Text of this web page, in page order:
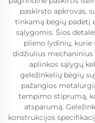
paskirsto apkrovas,
tinkamą bėgių padėtį
sąlygomis. Šios
plieno lydinių, kurie
didžiulius
aplinkos sąlygų
geležinkelių bėgių
pažangios
tempimo stiprumą,
atsparumą.
konstrukcijos